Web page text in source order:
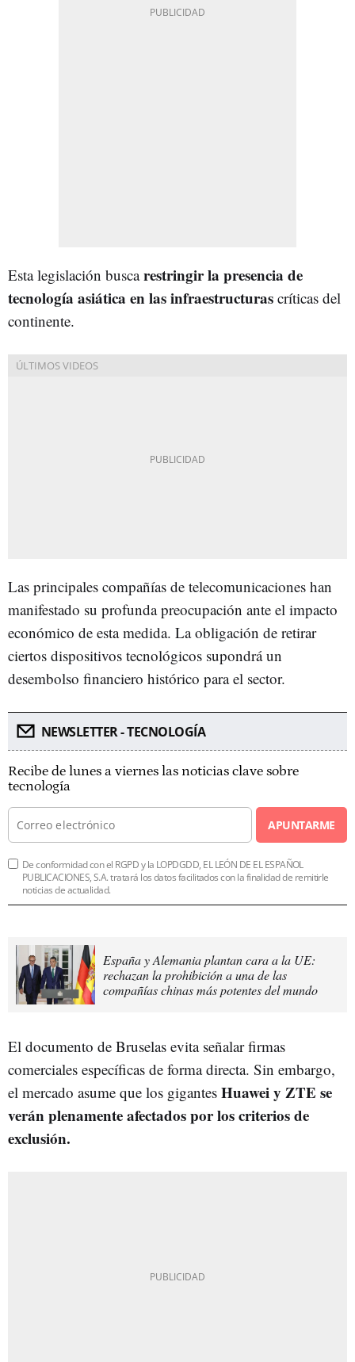
Esta legislación buscarestringir la presencia de
tecnología asiática en las infraestructuras críticas del
continente.
Las principales compañías de telecomunicaciones han
manifestado su profunda preocupación ante el impacto
económico de esta medida. La obligación de retirar
ciertos dispositivos tecnológicos supondrá un
desembolso financiero histórico para el sector.
NEWSLETTER - TECNOLOGÍA
Recibe de lunes a viernes las noticias clave sobre
tecnología
APUNTARME
De conformidad con el RGPD y la LOPDGDD, EL LEÓN DE EL ESPAÑOL
PUBLICACIONES, S.A. tratará los datos facilitados con la finalidad de remitirle
noticias de actualidad.
España y Alemania plantan cara a la UE:
rechazan la prohibición a una de las
compañías chinas más potentes del mundo
El documento de Bruselas evita señalar firmas
comerciales específicas de forma directa. Sin embargo,
el mercado asume que los gigantes Huawei y ZTE se
verán plenamente afectados por los criterios de
exclusión.